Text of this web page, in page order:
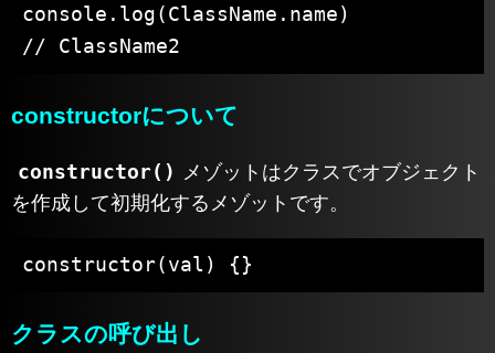
console.log(ClassName.name)
// ClassName2
constructorについて
constructor()
メゾットはクラスでオブジェクト
を作成して初期化するメゾットです。
constructor(val) {}
クラスの呼び出し